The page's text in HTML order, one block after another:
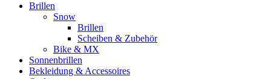
Brillen
Snow
Brillen
Scheiben & Zubehör
Bike & MX
Sonnenbrillen
Bekleidung & Accessoires